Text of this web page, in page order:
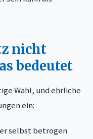
nicht
bedeutet
Wahl, und ehrliche
ein:
selbst betrogen